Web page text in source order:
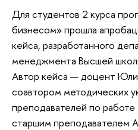
Для студентов 2 курса
бизнесом» прошла
кейса, разработанного
менеджмента Высшей
Автор кейса — доцент
соавтором методических
преподавателей по
старшим преподавателем